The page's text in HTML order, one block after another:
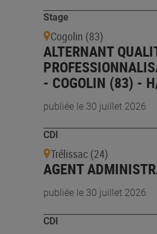
Stage
Cogolin (83)
ALTERNANT
- COGOLIN (83) -
publiée le 30 juillet 2026
CDI
Trélissac (24)
AGENT
publiée le 30 juillet 2026
CDI